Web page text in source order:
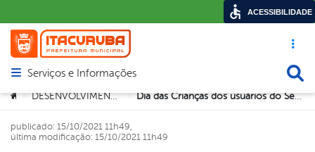
Acesso
Abrir menu principal de navegação
Serviços e Informações
Você está aqui:
> DESENVOLVIMENTO SOCIAL > Dia das Crianças dos usuários do Serviço de Convivência e Fortalecimento de Vínculos – SCFV
publicado: 15/10/2021 11h49,
última modificação: 15/10/2021 11h49
ACESSIBILIDADE